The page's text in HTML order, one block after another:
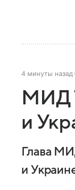
4 минуты назад
МИД
и
Глава
и